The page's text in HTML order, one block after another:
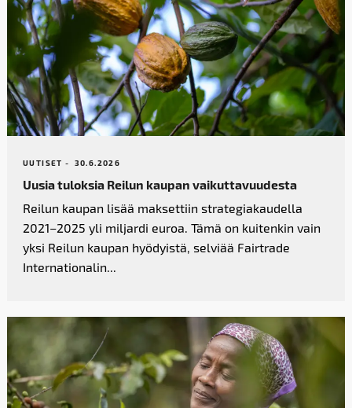
UUTISET - 30.6.2026
Uusia tuloksia Reilun kaupan vaikutta­vuudesta
Reilun kaupan lisää maksettiin strategiakaudella
2021–2025 yli miljardi euroa. Tämä on kuitenkin vain
yksi Reilun kaupan hyödyistä, selviää Fairtrade
Internationalin...